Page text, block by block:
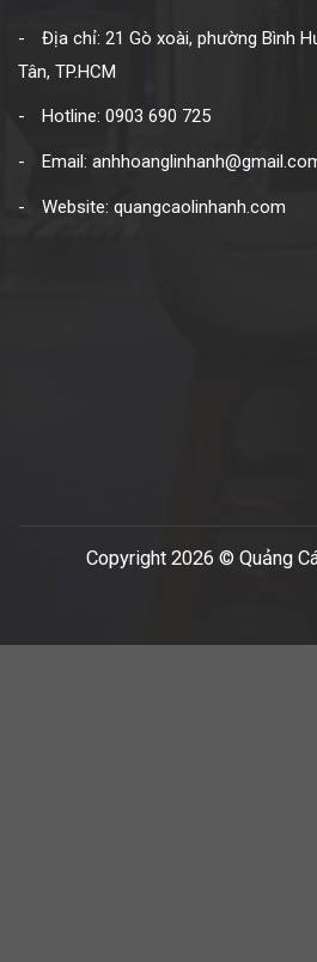
Địa chỉ: 21 Gò xoài, phường Bình
Tân, TP.HCM
Hotline: 0903 690 725
Email:
Website: quangcaolinhanh.com
Copyright 2026 © Quảng